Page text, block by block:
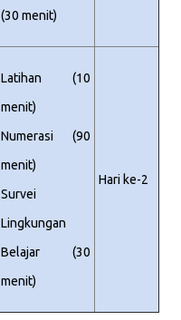
(30 menit)
Latihan (10
menit)
Numerasi (90
menit)
Survei
Lingkungan
Belajar (30
menit)
Hari ke-2